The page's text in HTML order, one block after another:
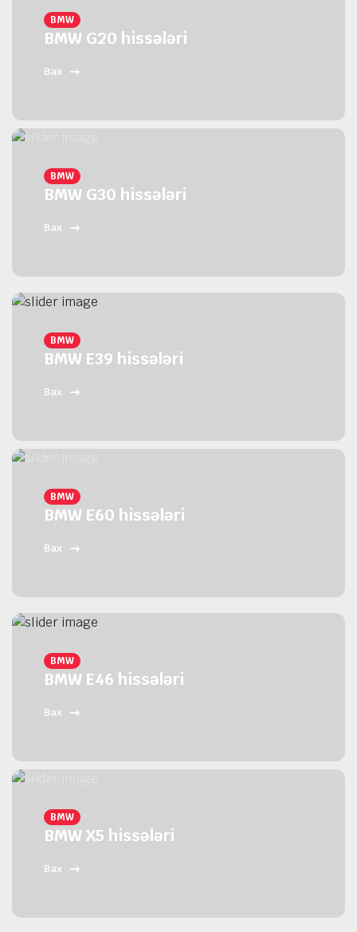
BMW
BMW G20 hissələri
Bax
BMW
BMW G30 hissələri
Bax
BMW
BMW E39 hissələri
Bax
BMW
BMW E60 hissələri
Bax
BMW
BMW E46 hissələri
Bax
BMW
BMW X5 hissələri
Bax